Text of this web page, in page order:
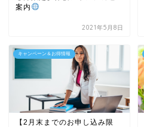
案内
2021年5月8日
キャンペーン＆お得情報
【2月末までのお申し込み限